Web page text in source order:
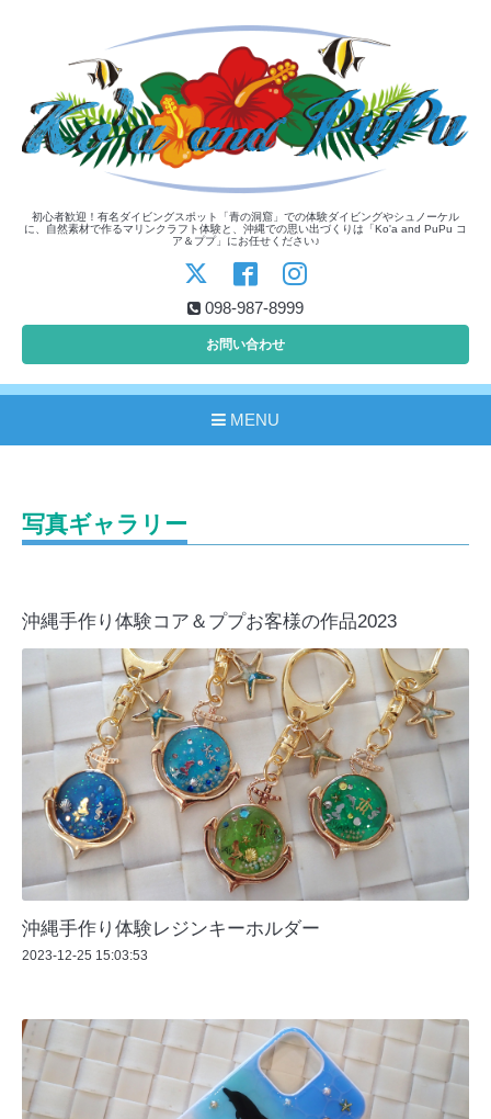
初心者歓迎！有名ダイビングスポット「青の洞窟」での体験ダイビングやシュノーケル
に、自然素材で作るマリンクラフト体験と、沖縄での思い出づくりは「Ko'a and PuPu コ
ア＆ププ」にお任せください♪
098-987-8999
お問い合わせ
MENU
写真ギャラリー
沖縄手作り体験コア＆ププお客様の作品2023
沖縄手作り体験レジンキーホルダー
2023-12-25 15:03:53